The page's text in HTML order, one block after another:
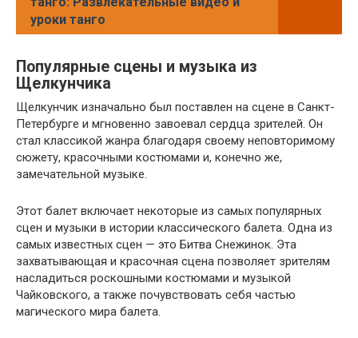
уроки танго
Популярные сцены и музыка из
Щелкунчика
Щелкунчик изначально был поставлен на сцене в Санкт-
Петербурге и мгновенно завоевал сердца зрителей. Он
стал классикой жанра благодаря своему неповторимому
сюжету, красочными костюмами и, конечно же,
замечательной музыке.
Этот балет включает некоторые из самых популярных
сцен и музыки в истории классического балета. Одна из
самых известных сцен — это Битва Снежинок. Эта
захватывающая и красочная сцена позволяет зрителям
насладиться роскошными костюмами и музыкой
Чайковского, а также почувствовать себя частью
магического мира балета.